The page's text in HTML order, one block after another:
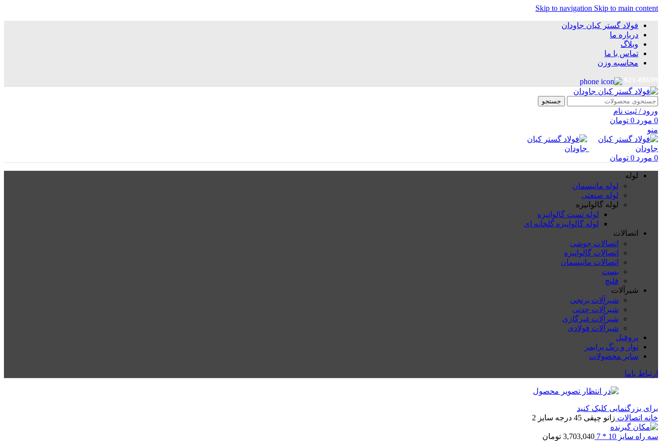
Skip to navigation Skip to main content
فولاد گستر کیان جاودان
درباره ما
وبلاگ
تماس با ما
محاسبه وزن
جستجو
ورود / ثبت نام
0 مورد 0 تومان
منو
0 مورد 0 تومان
لوله
لوله مانیسمان
لوله صنعتی
لوله گالوانیزه
لوله تست گالوانیزه
لوله گالوانیزه گلخانه ای
اتصالات
اتصالات جوشی
اتصالات گالوانیزه
اتصالات مانیسمان
بست
فلنچ
شیرآلات
شیرآلات برنجی
شیرآلات چدنی
شیرآلات غیرگازی
شیرآلات فولادی
پروفیل
نوار و رنگ پرایمر
سایر محصولات
ارتباط باما
برای بزرگنمایی کلیک کنید
خانه اتصالات زانو چپقی 45 درجه سایز 2
سه راه سایز 10 * 7 3,703,040 تومان